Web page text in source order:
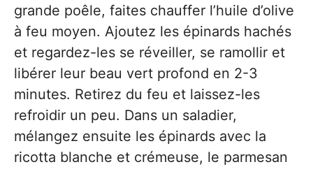
grande poêle, faites chauffer l’huile d’olive
à feu moyen. Ajoutez les épinards hachés
et regardez-les se réveiller, se ramollir et
libérer leur beau vert profond en 2-3
minutes. Retirez du feu et laissez-les
refroidir un peu. Dans un saladier,
mélangez ensuite les épinards avec la
ricotta blanche et crémeuse, le parmesan